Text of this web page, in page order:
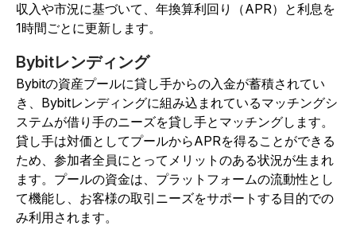
収入や市況に基づいて、年換算利回り（APR）と利息を
1時間ごとに更新します。
Bybitレンディング
Bybitの資産プールに貸し手からの入金が蓄積されてい
き、Bybitレンディングに組み込まれているマッチングシ
ステムが借り手のニーズを貸し手とマッチングします。
貸し手は対価としてプールからAPRを得ることができる
ため、参加者全員にとってメリットのある状況が生まれ
ます。プールの資金は、プラットフォームの流動性とし
て機能し、お客様の取引ニーズをサポートする目的での
み利用されます。